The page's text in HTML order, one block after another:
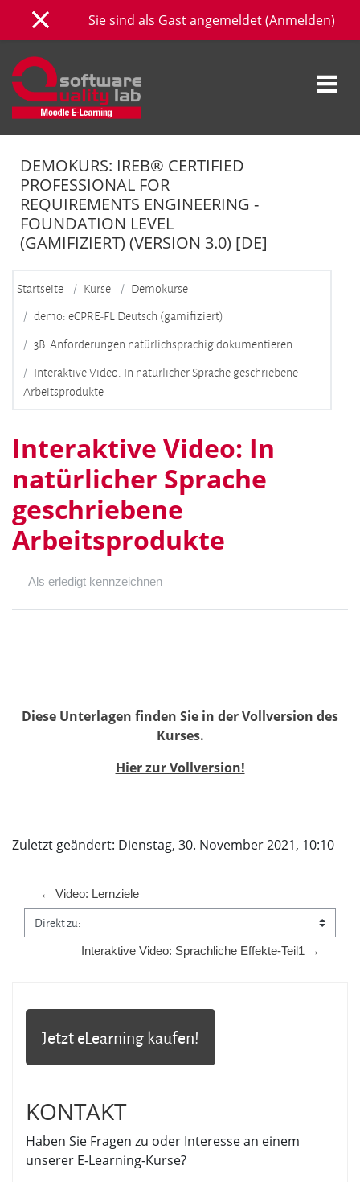
Zum Hauptinhalt
Website-ÜbersichtSie sind als Gast angemeldet (Anmelden)
DEMOKURS: IREB® CERTIFIED
PROFESSIONAL FOR
REQUIREMENTS ENGINEERING -
FOUNDATION LEVEL
(GAMIFIZIERT) (VERSION 3.0) [DE]
Startseite Kurse
Demokurse
demo: eCPRE-FL Deutsch (gamifiziert)
3B. Anforderungen natürlichsprachig dokumentieren
Interaktive Video: In natürlicher Sprache geschriebene
Arbeitsprodukte
Interaktive Video: In
natürlicher Sprache
geschriebene
Arbeitsprodukte
Als erledigt kennzeichnen
Diese Unterlagen finden Sie in der Vollversion des
Kurses.
Hier zur Vollversion!
Zuletzt geändert: Dienstag, 30. November 2021, 10:10
← Video: Lernziele
Direkt zu:
Interaktive Video: Sprachliche Effekte-Teil1 →
Jetzt eLearning kaufen!
KONTAKT
Haben Sie Fragen zu oder Interesse an einem
unserer E-Learning-Kurse?